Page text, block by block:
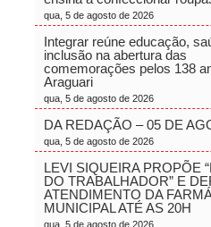
qua, 5 de agosto de 2026
Integrar reúne educação,
inclusão na abertura das
comemorações pelos 138
Araguari
qua, 5 de agosto de 2026
DA REDAÇÃO – 05 DE
qua, 5 de agosto de 2026
LEVI SIQUEIRA PROPÕE
DO TRABALHADOR” E
ATENDIMENTO DA
MUNICIPAL ATÉ AS 20H
qua, 5 de agosto de 2026